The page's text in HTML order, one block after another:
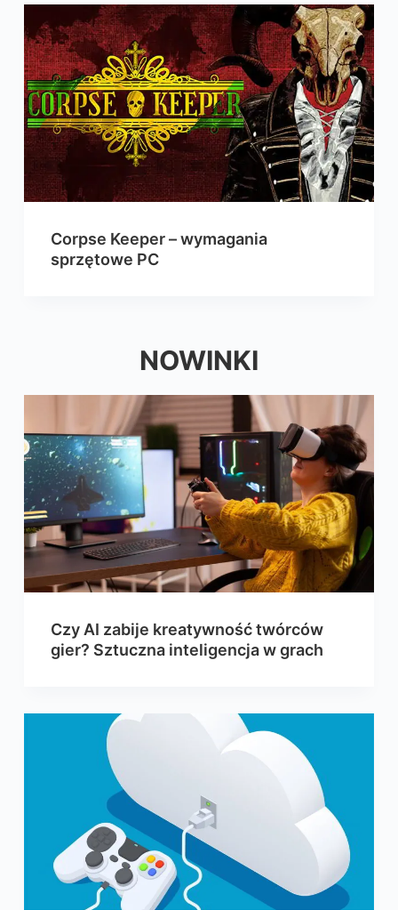
Corpse Keeper – wymagania
sprzętowe PC
NOWINKI
Czy AI zabije kreatywność twórców
gier? Sztuczna inteligencja w grach